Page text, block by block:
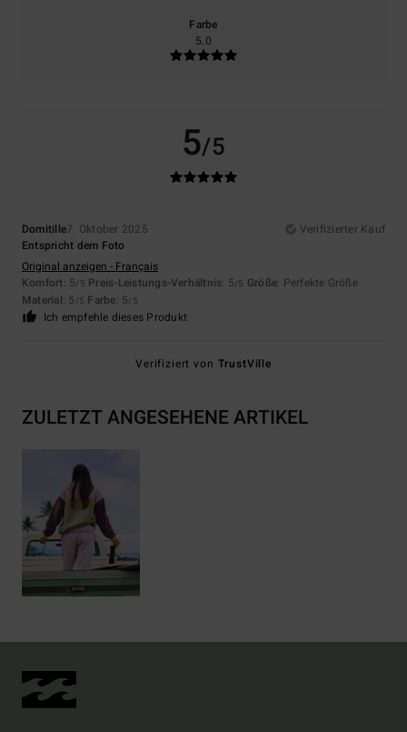
Farbe
5.0
5/5
Domitille7. Oktober 2025
Verifizierter Kauf
Entspricht dem Foto
Original anzeigen - Français
Komfort: 5/5 Preis-Leistungs-Verhältnis: 5/5 Größe: Perfekte Größe
Material: 5 /5 Farbe: 5/5
Ich empfehle dieses Produkt
Verifiziert von TrustVille
ZULETZT ANGESEHENE ARTIKEL